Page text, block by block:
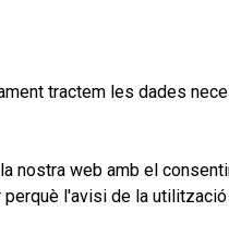
tractem les dades
nostra web amb el
perquè l'avisi de la